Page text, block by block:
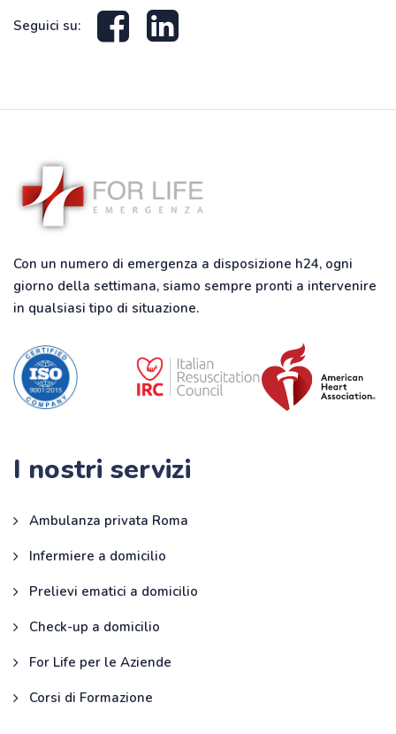
Seguici su:
Con un numero di emergenza a disposizione h24, ogni
giorno della settimana, siamo sempre pronti a intervenire
in qualsiasi tipo di situazione.
I nostri servizi
Ambulanza privata Roma
Infermiere a domicilio
Prelievi ematici a domicilio
Check-up a domicilio
For Life per le Aziende
Corsi di Formazione